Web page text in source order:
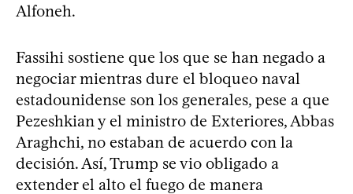
Alfoneh.
Fassihi sostiene que los que se han negado a
negociar mientras dure el bloqueo naval
estadounidense son los generales, pese a que
Pezeshkian y el ministro de Exteriores, Abbas
Araghchi, no estaban de acuerdo con la
decisión. Así, Trump se vio obligado a
extender el alto el fuego de manera